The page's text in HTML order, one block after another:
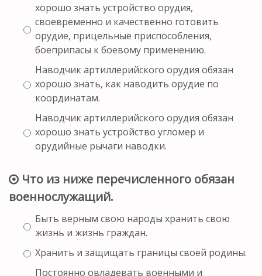
хорошо знать устройство орудия,
своевременно и качественно готовить
орудие, прицельные приспособления,
боеприпасы к боевому применению.
Наводчик артиллерийского орудия обязан
хорошо знать, как наводить орудие по
координатам.
Наводчик артиллерийского орудия обязан
хорошо знать устройство угломер и
орудийные рычаги наводки.
Что из ниже перечисленного обязан
военнослужащий.
Быть верным свою народы хранить свою
жизнь и жизнь граждан.
Хранить и защищать границы своей родины.
Постоянно овладевать военными и